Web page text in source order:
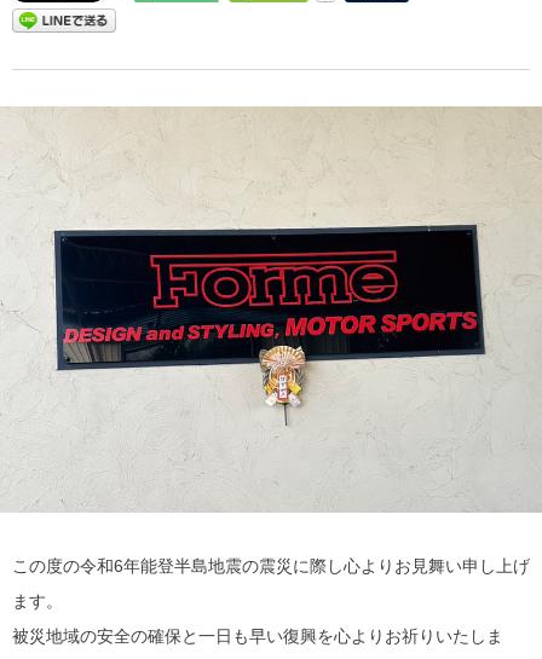
この度の令和6年能登半島地震の震災に際し心よりお見舞い申し上げ
ます。
被災地域の安全の確保と一日も早い復興を心よりお祈りいたしま